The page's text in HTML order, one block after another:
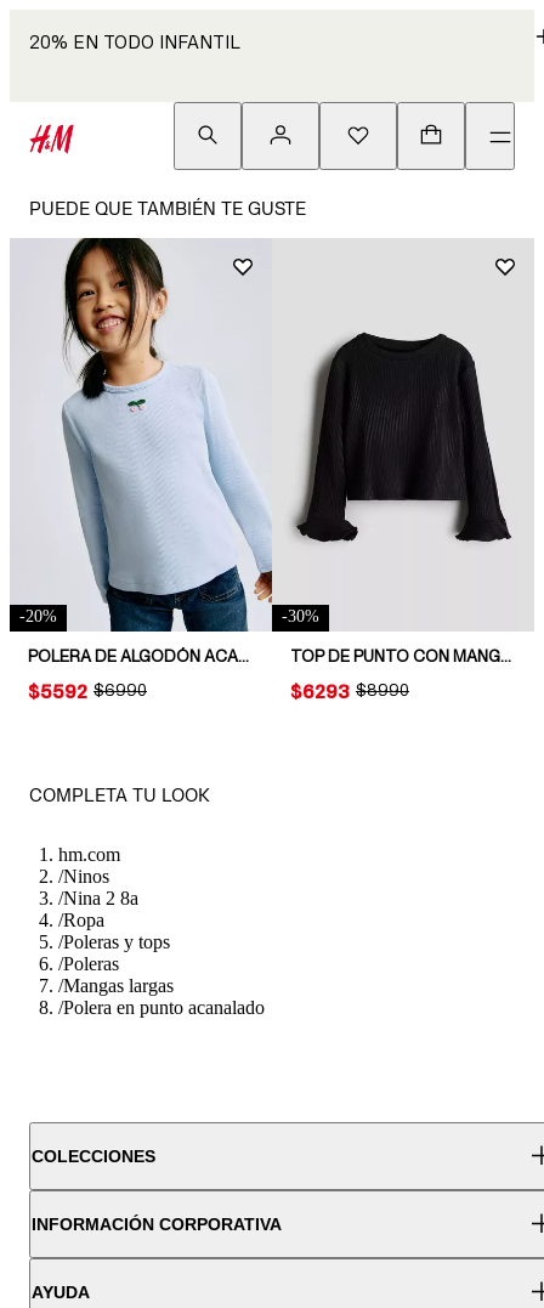
20% EN TODO INFANTIL
PUEDE QUE TAMBIÉN TE GUSTE
-20%
POLERA DE ALGODÓN ACANALADO
ORIGINAL PRICE:
$6990
PRICE:
$5592
-30%
TOP DE PUNTO CON MANGAS ACAMPANADAS
ORIGINAL PRICE:
$8990
PRICE:
$6293
COMPLETA TU LOOK
hm.com
/Ninos
/Nina 2 8a
/Ropa
/Poleras y tops
/Poleras
/Mangas largas
/Polera en punto acanalado
COLECCIONES
INFORMACIÓN CORPORATIVA
AYUDA